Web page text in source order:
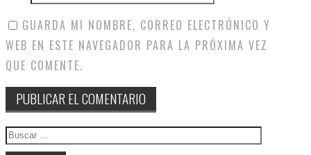
GUARDA MI NOMBRE, CORREO ELECTRÓNICO Y
WEB EN ESTE NAVEGADOR PARA LA PRÓXIMA VEZ
QUE COMENTE.